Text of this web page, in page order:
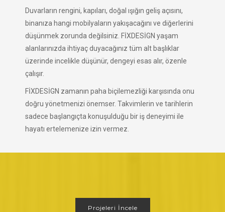
Duvarların rengini, kapıları, doğal ışığın geliş açısını,
binanıza hangi mobilyaların yakışacağını ve diğerlerini
düşünmek zorunda değilsiniz. FİXDESİGN yaşam
alanlarınızda ihtiyaç duyacağınız tüm alt başlıklar
üzerinde incelikle düşünür, dengeyi esas alır, özenle
çalışır.
FİXDESİGN zamanın paha biçilemezliği karşısında onu
doğru yönetmenizi önemser. Takvimlerin ve tarihlerin
sadece başlangıçta konuşulduğu bir iş deneyimi ile
hayatı ertelemenize izin vermez.
Projeleri İncele